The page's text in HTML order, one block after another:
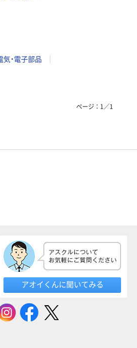
・電子部品
ページ： 1 ／1
アオイくんに聞いてみる